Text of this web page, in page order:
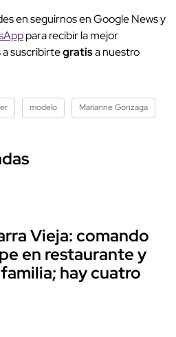
en seguirnos en Google News y
para recibir la mejor
suscribirtegratisa nuestro
modelo Marianne Gonzaga
Vieja: comando
en restaurante y
hay cuatro